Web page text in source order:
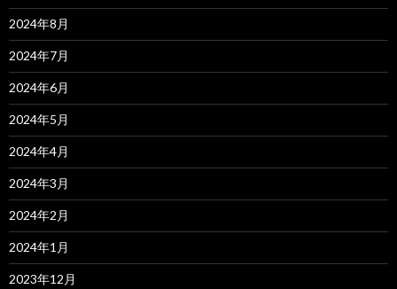
2024年8月
2024年7月
2024年6月
2024年5月
2024年4月
2024年3月
2024年2月
2024年1月
2023年12月